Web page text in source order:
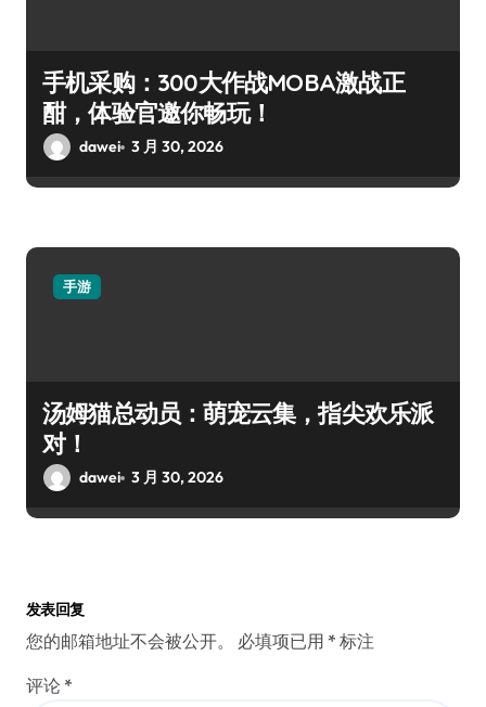
手机采购：300大作战MOBA激战正
酣，体验官邀你畅玩！
dawei 3 月 30, 2026
手游
汤姆猫总动员：萌宠云集，指尖欢乐派
对！
dawei 3 月 30, 2026
发表回复
您的邮箱地址不会被公开。 必填项已用 * 标注
评论 *